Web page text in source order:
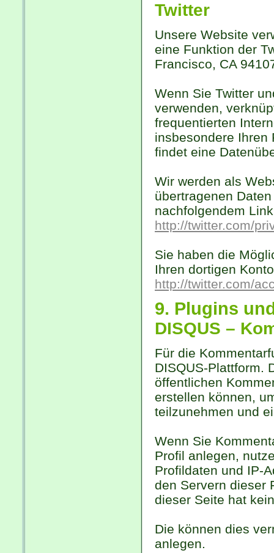
Twitter
Unsere Website
eine Funktion der
Francisco, CA
Wenn Sie Twitter
verwenden,
frequentierten
insbesondere Ihren
findet eine
Wir werden als
übertragenen
nachfolgendem
http://twitter.com/
Sie haben die
Ihren dortigen
http://twitter.com/
9. Plugins
DISQUS –
Für die
DISQUS-Plattform.
öffentlichen
erstellen können,
teilzunehmen und
Wenn Sie
Profil anlegen,
Profildaten und IP-
den Servern dieser
dieser Seite hat
Die können dies
anlegen.